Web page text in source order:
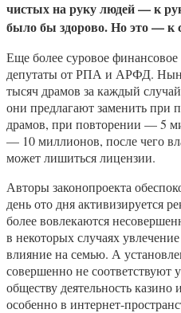
чистых на руку людей — к
было бы здорово. Но это — к
Еще более суровое
депутаты от РПА и АРФД.
тысяч драмов за каждый
они предлагают заменить при
драмов, при повторении — 5
— 10 миллионов, после чего
может лишиться лицензии.
Авторы законопроекта
день ото дня активизируется
более вовлекаются
в некоторых случаях
влияние на семью. А
совершенно не соответствуют
обществу деятельность
особенно в интернет-